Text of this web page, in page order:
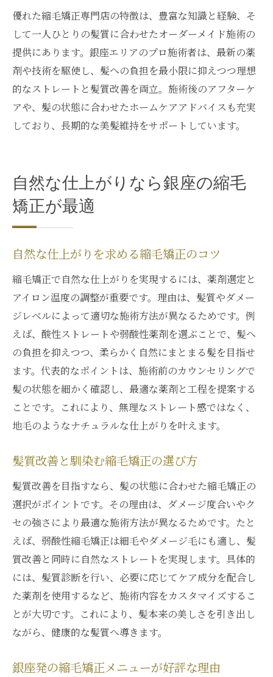
優れた縮毛矯正専門店の特徴は、豊富な知識と経験、そ
して一人ひとりの髪質に合わせたオーダーメイド施術の
提供にあります。銀座エリアのプロ施術者は、最新の薬
剤や技術を駆使し、髪への負担を最小限に抑えつつ理想
的なストレートと髪質改善を両立。施術後のアフターケ
アや、髪の状態に合わせたホームケアアドバイスも充実
しており、長期的な美髪維持をサポートしています。
自然な仕上がりなら銀座の縮毛
矯正が最適
自然な仕上がりを求める縮毛矯正のコツ
縮毛矯正で自然な仕上がりを実現するには、薬剤選定と
アイロン温度の調整が重要です。理由は、髪質やダメー
ジレベルによって適切な施術方法が異なるためです。例
えば、酸性ストレートや弱酸性薬剤を選ぶことで、髪へ
の負担を抑えつつ、柔らかく自然にまとまる髪を目指せ
ます。代表的なポイントは、施術前のカウンセリングで
髪の状態を細かく確認し、最適な薬剤と工程を提案する
ことです。これにより、無理なストレート感ではなく、
地毛のようなナチュラルな仕上がりを叶えます。
髪質改善と馴染む縮毛矯正の選び方
髪質改善を目指すなら、髪の状態に合わせた縮毛矯正の
選択がポイントです。その理由は、ダメージ度合いやク
セの強さにより最適な施術方法が異なるためです。たと
えば、弱酸性縮毛矯正は細毛やダメージ毛にも適し、髪
質改善と同時に自然なストレートを実現します。具体的
には、髪質診断を行い、必要に応じてケア成分を配合し
た薬剤を使用するなど、施術内容をカスタマイズするこ
とが大切です。これにより、髪本来の美しさを引き出し
ながら、健康的な髪質へ導きます。
銀座発の縮毛矯正メニューが好評な理由